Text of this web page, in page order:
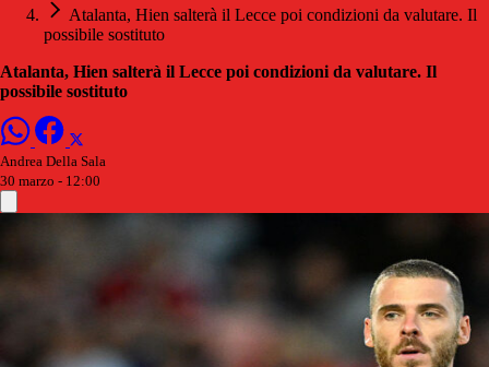
Atalanta, Hien salterà il Lecce poi condizioni da valutare. Il
possibile sostituto
Atalanta, Hien salterà il Lecce poi condizioni da valutare. Il
possibile sostituto
Andrea Della Sala
30 marzo - 12:00